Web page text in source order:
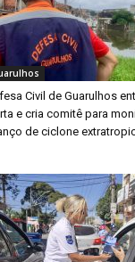
Civil de Guarulhos
e cria comitê para
de ciclone